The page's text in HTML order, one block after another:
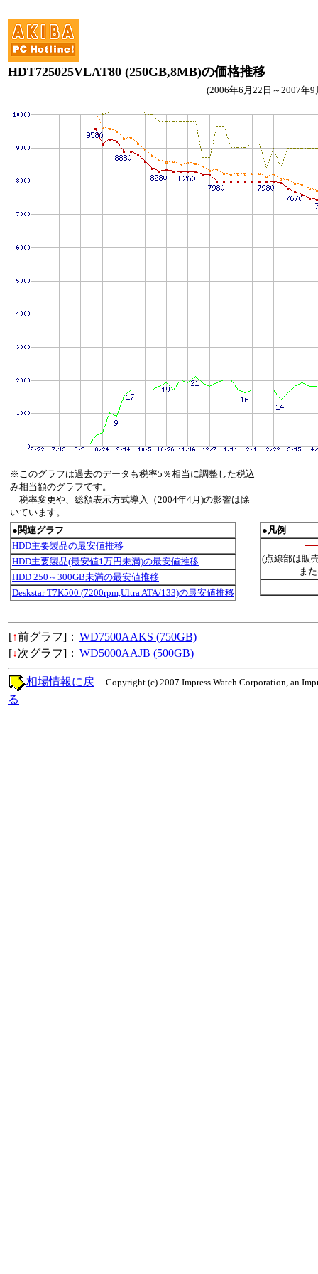
HDT725025VLAT80 (250GB,8MB)の価格推移
(2006年6月22日～2007年9
※このグラフは過去のデータも税率5％相当に調整した税込
み相当額のグラフです。
税率変更や、総額表示方式導入（2004年4月)の影響は除
いています。
●関連グラフ
HDD主要製品の最安値推移
HDD主要製品(最安値1万円未満)の最安値推移
HDD 250～300GB未満の最安値推移
Deskstar T7K500 (7200rpm,Ultra ATA/133)の最安値推移
●凡例
(点線部は販
ま
[↑前グラフ]： WD7500AAKS (750GB)
[↓次グラフ]： WD5000AAJB (500GB)
Copyright (c) 2007 Impress Watch Corporation, an
相場情報に戻
る